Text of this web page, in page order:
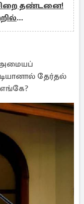
தண்டனை!
அமையப்
தேர்தல்